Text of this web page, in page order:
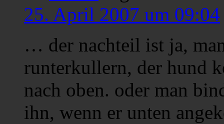
25. April 2007 um 09:04
… der nachteil ist ja,
runterkullern, der hund
nach oben. oder man
ihn, wenn er unten